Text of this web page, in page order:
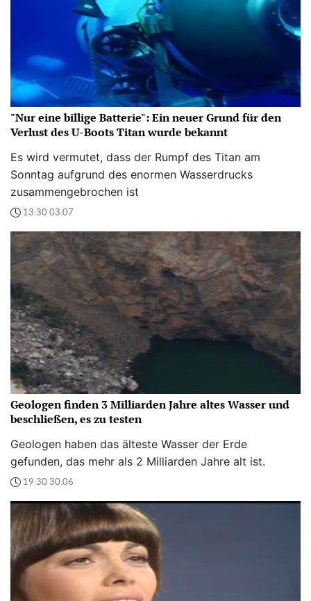
"Nur eine billige Batterie": Ein neuer Grund für den
Verlust des U-Boots Titan wurde bekannt
Es wird vermutet, dass der Rumpf des Titan am
Sonntag aufgrund des enormen Wasserdrucks
zusammengebrochen ist
13:30 03.07
Geologen finden 3 Milliarden Jahre altes Wasser und
beschließen, es zu testen
Geologen haben das älteste Wasser der Erde
gefunden, das mehr als 2 Milliarden Jahre alt ist.
19:30 30.06